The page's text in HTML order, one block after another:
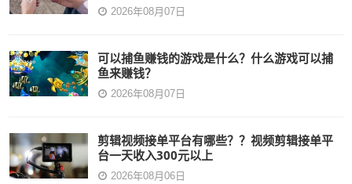
2026年08月07日
可以捕鱼赚钱的游戏是什么？什么游戏可以捕
鱼来赚钱？
2026年08月07日
剪辑视频接单平台有哪些？？视频剪辑接单平
台一天收入300元以上
2026年08月06日